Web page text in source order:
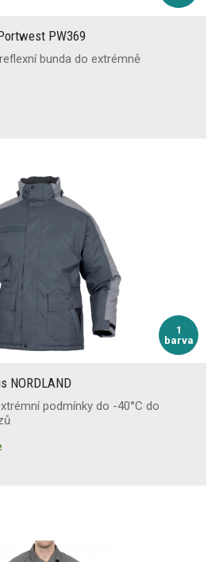
PW369
bunda do extrémně
1
barva
NORDLAND
podmínky do -40°C do